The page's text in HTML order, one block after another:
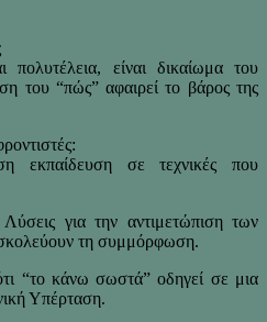
είναι δικαίωμα του
του “πώς” αφαιρεί το βάρος της
εκπαίδευση σε τεχνικές που
για την αντιμετώπιση των
τη συμμόρφωση.
“το κάνω σωστά” οδηγεί σε μια
Υπέρταση.